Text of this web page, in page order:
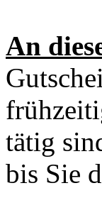
An
tätig
bis Sie